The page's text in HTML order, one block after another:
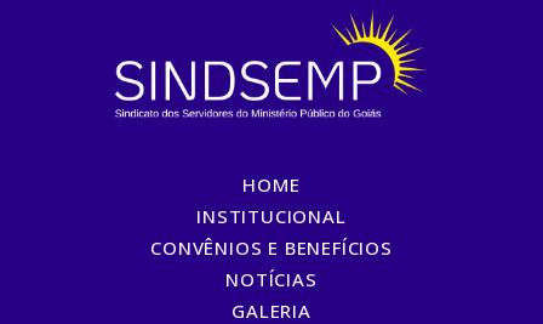
HOME
INSTITUCIONAL
CONVÊNIOS E BENEFÍCIOS
NOTÍCIAS
GALERIA
Assédio Moral